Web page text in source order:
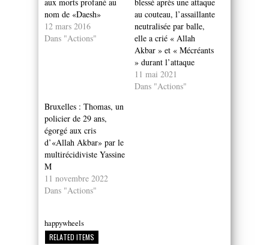
nom de «Daesh»
12 mars 2016
Dans "Actions"
au couteau, l’assaillante
neutralisée par balle,
elle a crié « Allah
Akbar » et « Mécréants
» durant l’attaque
11 mai 2021
Dans "Actions"
Bruxelles : Thomas, un
policier de 29 ans,
égorgé aux cris
d’«Allah Akbar» par le
multirécidiviste Yassine
M
11 novembre 2022
Dans "Actions"
happywheels
RELATED ITEMS